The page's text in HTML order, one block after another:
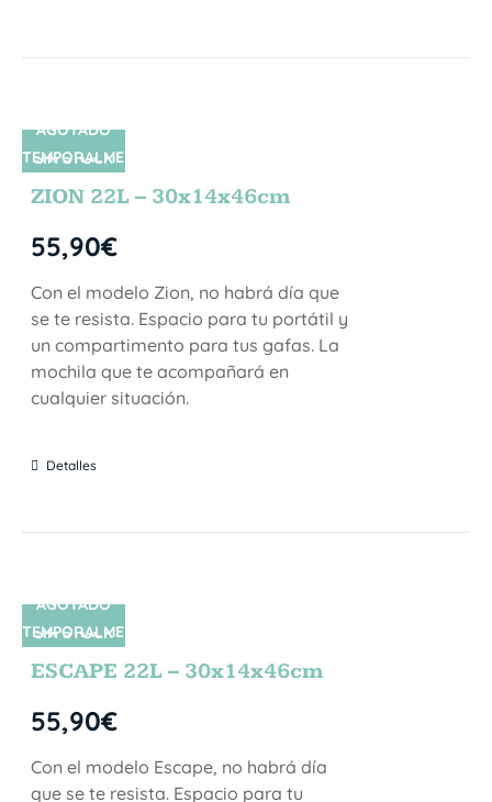
SIN STOCK
AGOTADO
TEMPORALME
NTE
ZION 22L – 30x14x46cm
55,90€
Con el modelo Zion, no habrá día que
se te resista. Espacio para tu portátil y
un compartimento para tus gafas. La
mochila que te acompañará en
cualquier situación.
Detalles
SIN STOCK
AGOTADO
TEMPORALME
NTE
ESCAPE 22L – 30x14x46cm
55,90€
Con el modelo Escape, no habrá día
que se te resista. Espacio para tu